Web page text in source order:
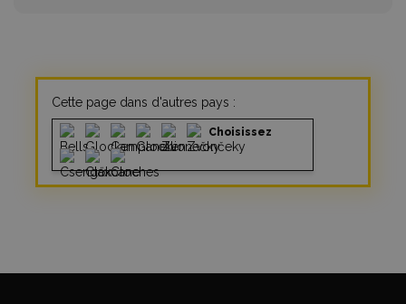
Cette page dans d'autres pays :
Choisissez